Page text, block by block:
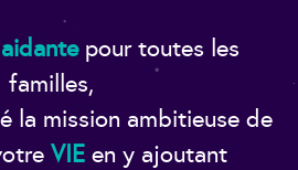
aidantepour toutes les
familles,
la mission ambitieuse de
VIEen y ajoutant